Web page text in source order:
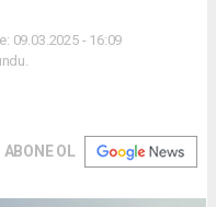
09.03.2025 - 16:09
ABONE OL